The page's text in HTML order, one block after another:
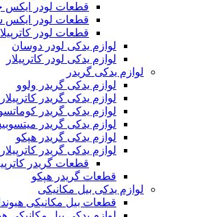
قطعات لودر ایکس جی ام ای
قطعات لودر ایکس سی ام جی xcmg
قطعات لودر کاترپیلار
لوازم یدکی لودر دوسان
لوازم یدکی لودر کاترپیلار
لوازم یدکی گریدر
لوازم یدکی گریدر ولوو
لوازم یدکی گریدر کاترپیلار
لوازم یدکی گریدر کوماتسو
لوازم یدکی گریدر میتسوبیشی
لوازم یدکی گریدر هپکو
لوازم یدکی گریدر کاترپیلار
قطعات گریدر کاترپیلار
قطعات گریدر هپکو
لوازم یدکی بیل مکانیکی
قطعات بیل مکانیکی هیوندا